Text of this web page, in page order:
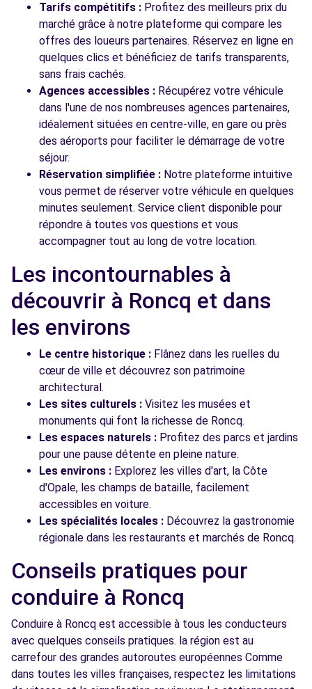
Tarifs compétitifs : Profitez des meilleurs prix du
marché grâce à notre plateforme qui compare les
offres des loueurs partenaires. Réservez en ligne en
quelques clics et bénéficiez de tarifs transparents,
sans frais cachés.
Agences accessibles : Récupérez votre véhicule
dans l'une de nos nombreuses agences partenaires,
idéalement situées en centre-ville, en gare ou près
des aéroports pour faciliter le démarrage de votre
séjour.
Réservation simplifiée : Notre plateforme intuitive
vous permet de réserver votre véhicule en quelques
minutes seulement. Service client disponible pour
répondre à toutes vos questions et vous
accompagner tout au long de votre location.
Les incontournables à
découvrir à Roncq et dans
les environs
Le centre historique : Flânez dans les ruelles du
cœur de ville et découvrez son patrimoine
architectural.
Les sites culturels : Visitez les musées et
monuments qui font la richesse de Roncq.
Les espaces naturels : Profitez des parcs et jardins
pour une pause détente en pleine nature.
Les environs : Explorez les villes d'art, la Côte
d'Opale, les champs de bataille, facilement
accessibles en voiture.
Les spécialités locales : Découvrez la gastronomie
régionale dans les restaurants et marchés de Roncq.
Conseils pratiques pour
conduire à Roncq
Conduire à Roncq est accessible à tous les conducteurs
avec quelques conseils pratiques. la région est au
carrefour des grandes autoroutes européennes Comme
dans toutes les villes françaises, respectez les limitations